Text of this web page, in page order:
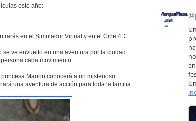
este año:
en el Simulador Virtual y en el Cine 4D.
se ve envuelto en una aventura por la ciudad
cada movimiento.
princesa Marion conocerá a un misterioso
una aventura de acción para toda la familia.